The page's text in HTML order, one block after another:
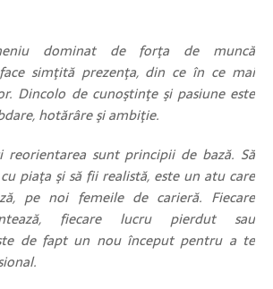
dominat de forţa de muncă
simţită prezenţa, din ce în ce mai
Dincolo de cunoştinţe şi pasiune este
hotărâre şi ambiţie.
reorientarea sunt principii de bază. Să
piaţa şi să fii realistă, este un atu care
pe noi femeile de carieră. Fiecare
fiecare lucru pierdut sau
de fapt un nou început pentru a te